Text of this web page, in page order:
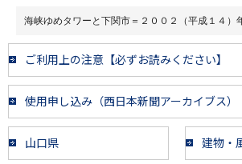
海峡ゆめタワーと下関市＝２００２（平成１４
ご利用上の注意【必ずお読みください】
使用申し込み（西日本新聞アーカイブス）
山口県 建物・